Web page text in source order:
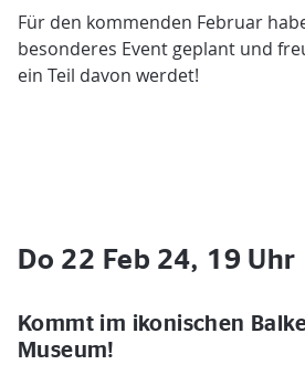
Für den kommenden Februar
besonderes Event geplant und
ein Teil davon werdet!
Do 22 Feb 24, 19 Uhr
Kommt im ikonischen
Museum!